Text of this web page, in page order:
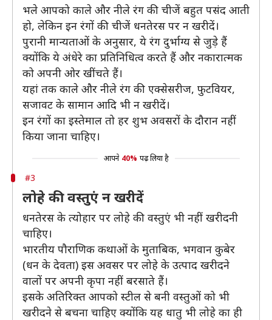
भले आपको काले और नीले रंग की चीजें बहुत पसंद आती
हो, लेकिन इन रंगों की चीजें धनतेरस पर न खरीदें।
पुरानी मान्यताओं के अनुसार, ये रंग दुर्भाग्य से जुड़े हैं
क्योंकि ये अंधेरे का प्रतिनिधित्व करते हैं और नकारात्मक
को अपनी ओर खींचते हैं।
यहां तक काले और नीले रंग की एक्सेसरीज, फुटवियर,
सजावट के सामान आदि भी न खरीदें।
इन रंगों का इस्तेमाल तो हर शुभ अवसरों के दौरान नहीं
किया जाना चाहिए।
आपने 40% पढ़ लिया है
#3
लोहे की वस्तुएं न खरीदें
धनतेरस के त्योहार पर लोहे की वस्तुएं भी नहीं खरीदनी
चाहिए।
भारतीय पौराणिक कथाओं के मुताबिक, भगवान कुबेर
(धन के देवता) इस अवसर पर लोहे के उत्पाद खरीदने
वालों पर अपनी कृपा नहीं बरसाते हैं।
इसके अतिरिक्त आपको स्टील से बनी वस्तुओं को भी
खरीदने से बचना चाहिए क्योंकि यह धातु भी लोहे का ही